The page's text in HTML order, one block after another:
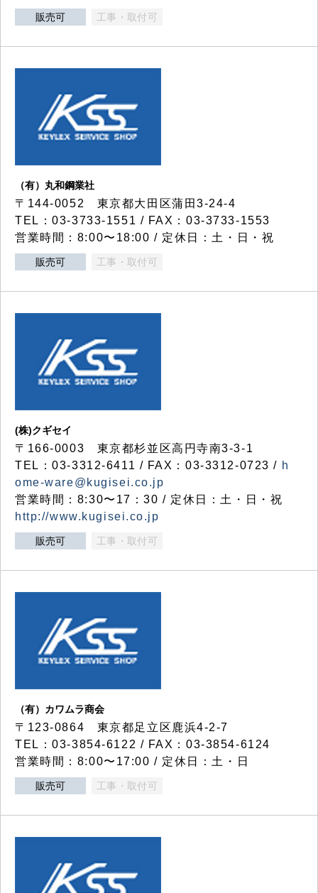
販売可 工事・取付可
（有）丸和鋼業社
〒144-0052 東京都大田区蒲田3-24-4
TEL：03-3733-1551 / FAX：03-3733-1553
営業時間：8:00〜18:00 / 定休日：土・日・祝
販売可 工事・取付可
(株)クギセイ
〒166-0003 東京都杉並区高円寺南3-3-1
TEL：03-3312-6411 / FAX：03-3312-0723 / h
ome-ware@kugisei.co.jp
営業時間：8:30〜17：30 / 定休日：土・日・祝
http://www.kugisei.co.jp
販売可 工事・取付可
（有）カワムラ商会
〒123-0864 東京都足立区鹿浜4-2-7
TEL：03-3854-6122 / FAX：03-3854-6124
営業時間：8:00〜17:00 / 定休日：土・日
販売可 工事・取付可